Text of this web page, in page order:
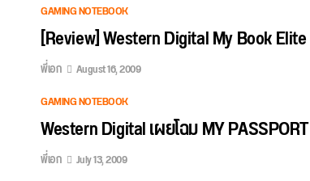
GAMING NOTEBOOK
[Review] Western Digital My Book
พี่เอก
August 16, 2009
GAMING NOTEBOOK
Western Digital เผยโฉม MY
พี่เอก
July 13, 2009